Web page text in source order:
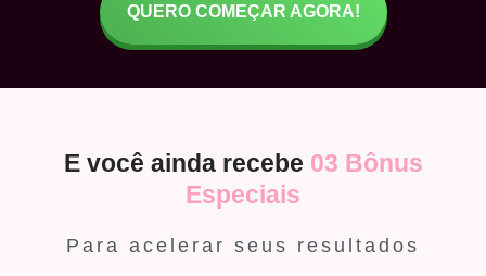
QUERO COMEÇAR AGORA!
E você ainda recebe 03 Bônus
Especiais
Para acelerar seus resultados